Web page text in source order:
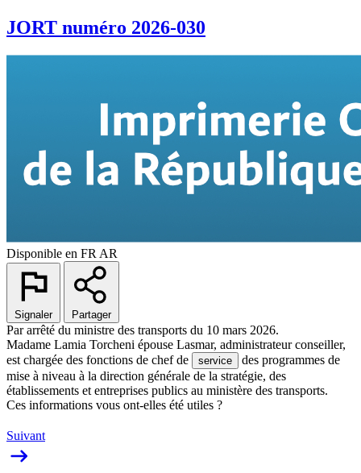
JORT numéro 2026-030
Disponible en FR AR
Signaler Partager
Par arrêté du ministre des transports du 10 mars 2026.
Madame Lamia Torcheni épouse Lasmar, administrateur conseiller,
est chargée des fonctions de chef de
service
des programmes de
mise à niveau à la direction générale de la stratégie, des
établissements et entreprises publics au ministère des transports.
Ces informations vous ont-elles été utiles ?
Suivant